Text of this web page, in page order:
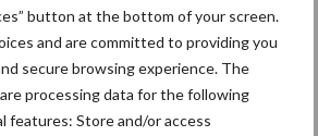
button at the bottom of your screen.
and are committed to providing you
secure browsing experience. The
processing data for the following
features: Store and/or access
Ligbox &
Voerhekken